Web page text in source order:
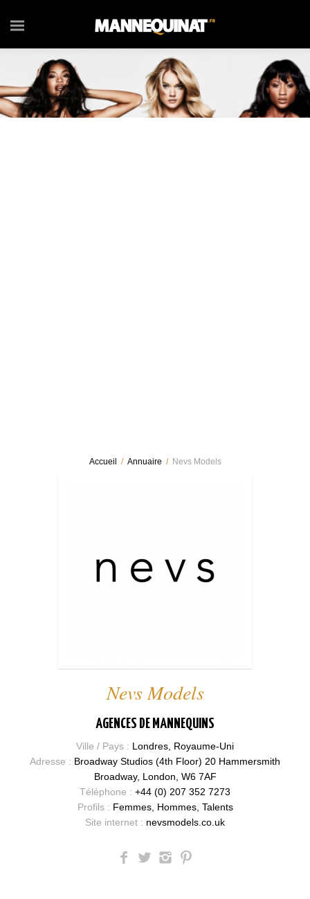
Accueil / Annuaire / Nevs Models
Nevs Models
AGENCES DE MANNEQUINS
Ville / Pays : Londres, Royaume-Uni
Adresse : Broadway Studios (4th Floor) 20 Hammersmith
Broadway, London, W6 7AF
Téléphone : +44 (0) 207 352 7273
Profils : Femmes, Hommes, Talents
Site internet : nevsmodels.co.uk